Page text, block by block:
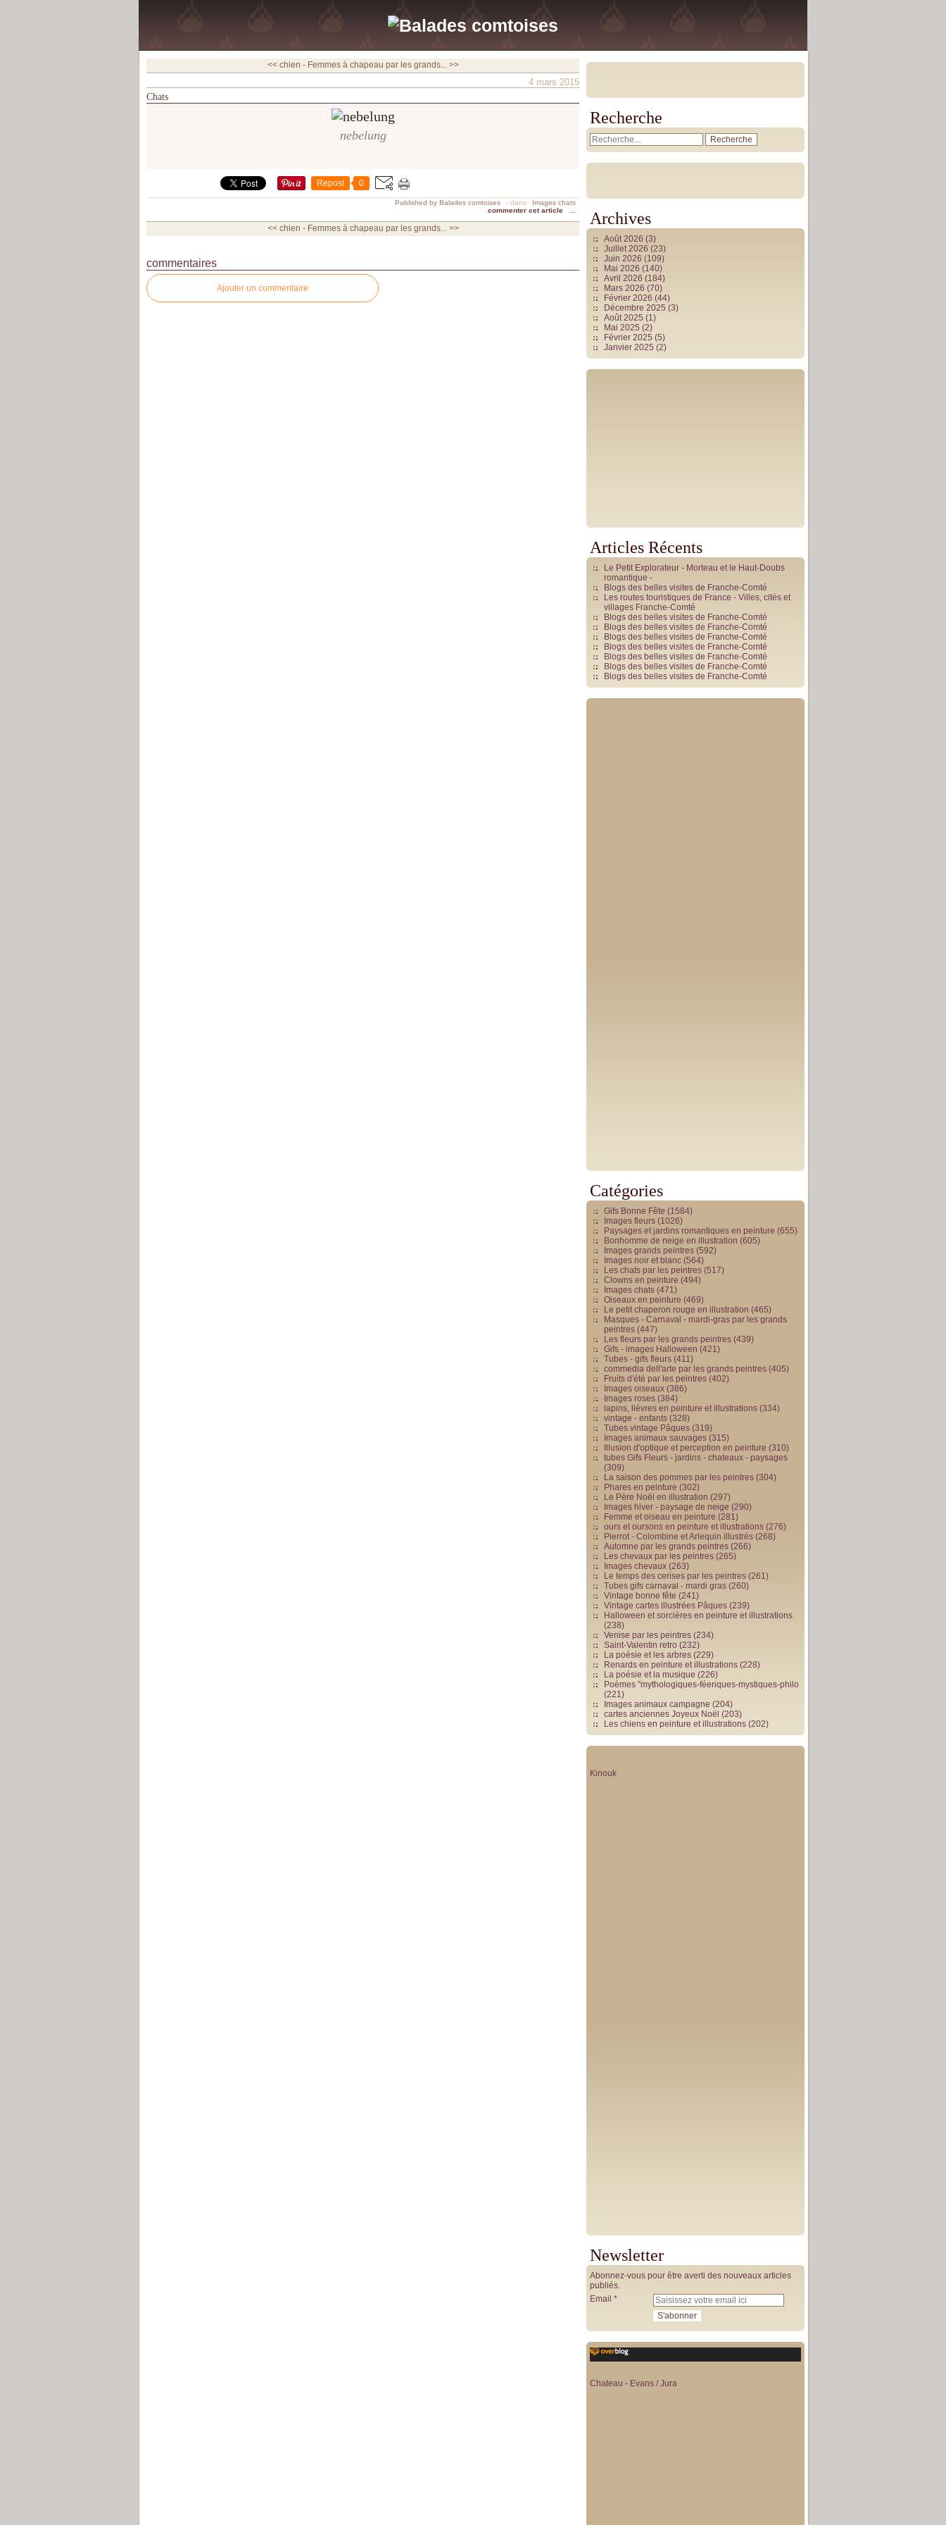
<< chien - Femmes à chapeau par les grands... >>
4 mars 2015
Chats
nebelung
Repost 0
Published by Balades comtoises - dans
Images chats
commenter cet article
<< chien - Femmes à chapeau par les grands... >>
commentaires
Ajouter un commentaire
Recherche
Archives
Août 2026 (3)
Juillet 2026 (23)
Juin 2026 (109)
Mai 2026 (140)
Avril 2026 (184)
Mars 2026 (70)
Février 2026 (44)
Décembre 2025 (3)
Août 2025 (1)
Mai 2025 (2)
Février 2025 (5)
Janvier 2025 (2)
Articles Récents
Le Petit Explorateur - Morteau et le Haut-Doubs
romantique -
Blogs des belles visites de Franche-Comté
Les routes touristiques de France - Villes, cités et
villages Franche-Comté
Blogs des belles visites de Franche-Comté
Blogs des belles visites de Franche-Comté
Blogs des belles visites de Franche-Comté
Blogs des belles visites de Franche-Comté
Blogs des belles visites de Franche-Comté
Blogs des belles visites de Franche-Comté
Blogs des belles visites de Franche-Comté
Catégories
Gifs Bonne Fête (1584)
Images fleurs (1026)
Paysages et jardins romantiques en peinture (655)
Bonhomme de neige en illustration (605)
Images grands peintres (592)
Images noir et blanc (564)
Les chats par les peintres (517)
Clowns en peinture (494)
Images chats (471)
Oiseaux en peinture (469)
Le petit chaperon rouge en illustration (465)
Masques - Carnaval - mardi-gras par les grands
peintres (447)
Les fleurs par les grands peintres (439)
Gifs - images Halloween (421)
Tubes - gifs fleurs (411)
commedia dell'arte par les grands peintres (405)
Fruits d'été par les peintres (402)
Images oiseaux (386)
Images roses (384)
lapins, lièvres en peinture et illustrations (334)
vintage - enfants (328)
Tubes vintage Pâques (319)
Images animaux sauvages (315)
Illusion d'optique et perception en peinture (310)
tubes Gifs Fleurs - jardins - chateaux - paysages
(309)
La saison des pommes par les peintres (304)
Phares en peinture (302)
Le Père Noël en illustration (297)
Images hiver - paysage de neige (290)
Femme et oiseau en peinture (281)
ours et oursons en peinture et illustrations (276)
Pierrot - Colombine et Arlequin illustrés (268)
Automne par les grands peintres (266)
Les chevaux par les peintres (265)
Images chevaux (263)
Le temps des cerises par les peintres (261)
Tubes gifs carnaval - mardi gras (260)
Vintage bonne fête (241)
Vintage cartes illustrées Pâques (239)
Halloween et sorcières en peinture et illustrations
(238)
Venise par les peintres (234)
Saint-Valentin retro (232)
La poésie et les arbres (229)
Renards en peinture et illustrations (228)
La poésie et la musique (226)
Poèmes "mythologiques-féeriques-mystiques-philo
(221)
Images animaux campagne (204)
cartes anciennes Joyeux Noël (203)
Les chiens en peinture et illustrations (202)
Kinouk
Newsletter
Abonnez-vous pour être averti des nouveaux articles
publiés.
Email
Chateau - Evans / Jura